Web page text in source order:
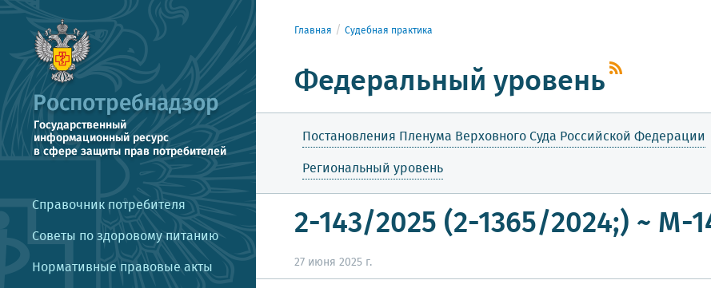
Справочник потребителя
Советы по здоровому питанию
Нормативные правовые акты
Главная Судебная практика
Федеральный уровень
Постановления Пленума Верховного Суда Российской Федерации
Региональный уровень
2-143/2025 (2-1365/2024;) ~ М-
27 июня 2025 г.